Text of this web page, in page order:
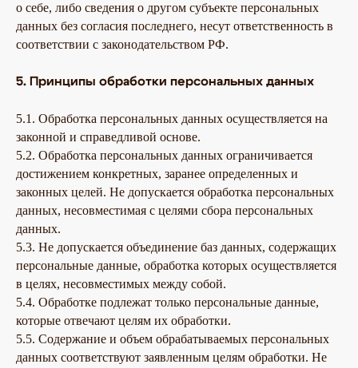
о себе, либо сведения о другом субъекте персональных
данных без согласия последнего, несут ответственность в
соответствии с законодательством РФ.
5. Принципы обработки персональных данных
5.1. Обработка персональных данных осуществляется на
законной и справедливой основе.
5.2. Обработка персональных данных ограничивается
достижением конкретных, заранее определенных и
законных целей. Не допускается обработка персональных
данных, несовместимая с целями сбора персональных
данных.
5.3. Не допускается объединение баз данных, содержащих
персональные данные, обработка которых осуществляется
в целях, несовместимых между собой.
5.4. Обработке подлежат только персональные данные,
которые отвечают целям их обработки.
5.5. Содержание и объем обрабатываемых персональных
данных соответствуют заявленным целям обработки. Не